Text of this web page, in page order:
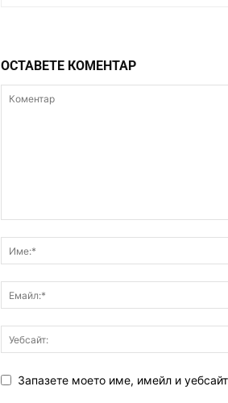
ОСТАВЕТЕ КОМЕНТАР
Запазете моето име, имейл и